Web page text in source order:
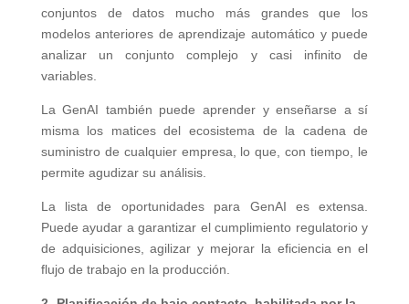
conjuntos de datos mucho más grandes que los
modelos anteriores de aprendizaje automático y puede
analizar un conjunto complejo y casi infinito de
variables.
La GenAI también puede aprender y enseñarse a sí
misma los matices del ecosistema de la cadena de
suministro de cualquier empresa, lo que, con tiempo, le
permite agudizar su análisis.
La lista de oportunidades para GenAI es extensa.
Puede ayudar a garantizar el cumplimiento regulatorio y
de adquisiciones, agilizar y mejorar la eficiencia en el
flujo de trabajo en la producción.